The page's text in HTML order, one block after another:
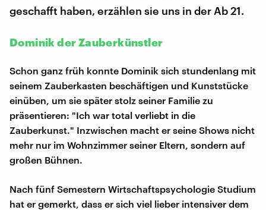
geschafft haben, erzählen sie uns in der Ab 21.
Dominik der Zauberkünstler
Schon ganz früh konnte Dominik sich stundenlang mit
seinem Zauberkasten beschäftigen und Kunststücke
einüben, um sie später stolz seiner Familie zu
präsentieren: "Ich war total verliebt in die
Zauberkunst." Inzwischen macht er seine Shows nicht
mehr nur im Wohnzimmer seiner Eltern, sondern auf
großen Bühnen.
Nach fünf Semestern Wirtschaftspsychologie Studium
hat er gemerkt, dass er sich viel lieber intensiver dem